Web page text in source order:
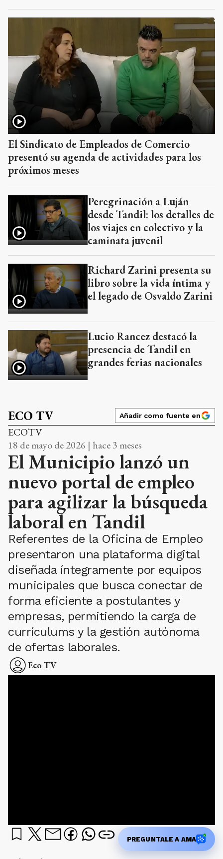
El Sindicato de Empleados de Comercio
presentó su agenda de actividades para los
próximos meses
Peregrinación a Luján
desde Tandil: los detalles de
los viajes en colectivo y la
caminata juvenil
Richard Zarini presenta su
libro sobre la vida íntima y
el legado de Osvaldo Zarini
Lucio Rancez destacó la
presencia de Tandil en
grandes ferias nacionales
ECO TV Añadir como fuente en
ECOTV
18 de mayo de 2026 | hace 3 meses
El Municipio lanzó un
nuevo portal de empleo
para agilizar la búsqueda
laboral en Tandil
Referentes de la Oficina de Empleo
presentaron una plataforma digital
diseñada íntegramente por equipos
municipales que busca conectar de
forma eficiente a postulantes y
empresas, permitiendo la carga de
currículums y la gestión autónoma
de ofertas laborales.
Eco TV
PREGUNTALE A AMA